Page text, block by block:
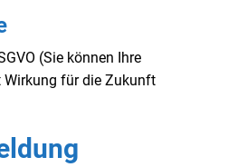
(Sie können Ihre
für die Zukunft